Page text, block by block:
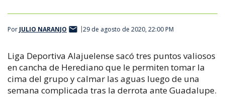
Por JULIO NARANJO 29 de agosto de 2020, 22:00 PM
Liga Deportiva Alajuelense sacó tres puntos valiosos
en cancha de Herediano que le permiten tomar la
cima del grupo y calmar las aguas luego de una
semana complicada tras la derrota ante Guadalupe.